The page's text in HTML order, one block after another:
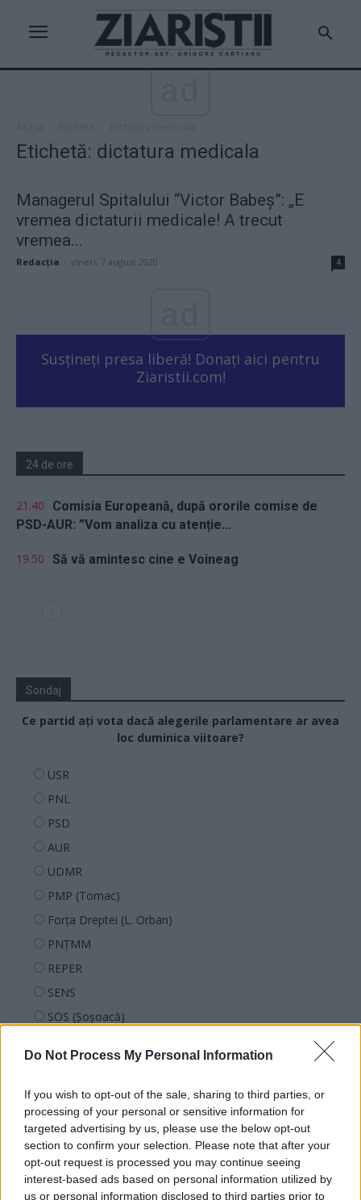
Do Not Process My Personal Information
If you wish to opt-out of the sale, sharing to third parties, or
processing of your personal or sensitive information for
targeted advertising by us, please use the below opt-out
section to confirm your selection. Please note that after your
opt-out request is processed you may continue seeing
interest-based ads based on personal information utilized by
us or personal information disclosed to third parties prior to
Etichetă: dictatura medicala
Managerul Spitalului “Victor Babeș”: „E
vremea dictaturii medicale! A trecut
vremea...
Redacţia vineri, 7 august 2020 4
Susțineți presa liberă! Donați aici pentru
Ziaristii.com!
24 de ore
21.40
Comisia Europeană, după ororile comise de
PSD-AUR: ”Vom analiza cu atenție...
19.50 Să vă amintesc cine e Voineag
Sondaj
Ce partid ați vota dacă alegerile parlamentare ar avea
loc duminica viitoare?
USR
PNL
PSD
AUR
UDMR
PMP (Tomac)
Forța Dreptei (L. Orban)
PNȚMM
REPER
SENS
SOS (Șoșoacă)
PACE (Peia)
Acțiunea Conservatoare (Târziu)
PDF (Lazarus)
PUSL (D. Voiculescu)
PNȚCD (Pavelescu)
PNCR (Terheș)